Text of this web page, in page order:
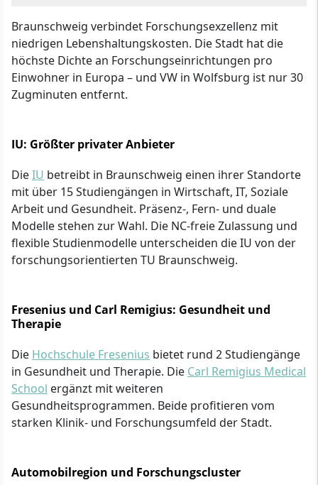
Braunschweig verbindet Forschungsexzellenz mit
niedrigen Lebenshaltungskosten. Die Stadt hat die
höchste Dichte an Forschungseinrichtungen pro
Einwohner in Europa – und VW in Wolfsburg ist nur 30
Zugminuten entfernt.
IU: Größter privater Anbieter
DieIU betreibt in Braunschweig einen ihrer Standorte
mit über 15 Studiengängen in Wirtschaft, IT, Soziale
Arbeit und Gesundheit. Präsenz-, Fern- und duale
Modelle stehen zur Wahl. Die NC-freie Zulassung und
flexible Studienmodelle unterscheiden die IU von der
forschungsorientierten TU Braunschweig.
Fresenius und Carl Remigius: Gesundheit und
Therapie
Die Hochschule Fresenius bietet rund 2 Studiengänge
in Gesundheit und Therapie. Die Carl Remigius Medical
School ergänzt mit weiteren
Gesundheitsprogrammen. Beide profitieren vom
starken Klinik- und Forschungsumfeld der Stadt.
Automobilregion und Forschungscluster